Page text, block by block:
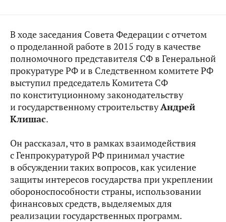
В ходе заседания Совета Федерации с отчетом
о проделанной работе в 2015 году в качестве
полномочного представителя СФ в Генеральной
прокуратуре РФ и в Следственном комитете РФ
выступил председатель Комитета СФ
по конституционному законодательству
и государственному строительствуАндрей
Клишас.
Он рассказал, что в рамках взаимодействия
с Генпрокуратурой РФ принимал участие
в обсуждении таких вопросов, как усиление
защиты интересов государства при укреплении
обороноспособности страны, использовании
финансовых средств, выделяемых для
реализации государственных программ.